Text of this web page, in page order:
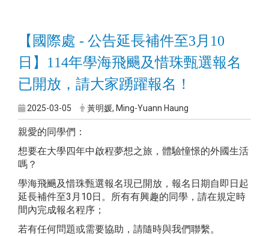
【國際處 - 公告延長補件至3月10
日 】114年學海飛颺及惜珠甄選報名
已開放，請大家踴躍報名！
2025-03-05 黃明媛, Ming-Yuann Haung
親愛的同學們：
想要在大學四年中啟程夢想之旅，體驗憧憬的外國生活
嗎？
學海飛颺及惜珠甄選報名現已開放，報名日期自即日起
延長補件至3月10日。所有有興趣的同學，請在規定時
間內完成報名程序；
若有任何問題或需要協助，請隨時與我們聯繫。